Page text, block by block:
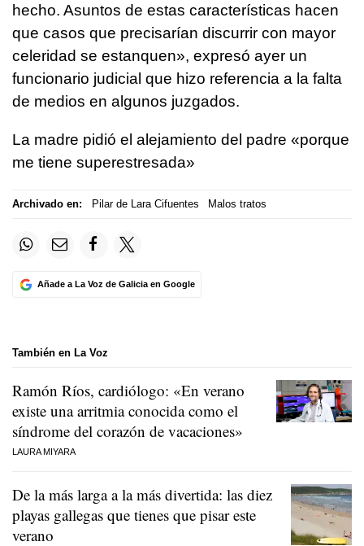
hecho. Asuntos de estas características hacen
que casos que precisarían discurrir con mayor
celeridad se estanquen», expresó ayer un
funcionario judicial que hizo referencia a la falta
de medios en algunos juzgados.
La madre pidió el alejamiento del padre «porque
me tiene superestresada»
Archivado en: Pilar de Lara Cifuentes Malos tratos
Añade a La Voz de Galicia en Google
También en La Voz
Ramón Ríos, cardiólogo: «En verano
existe una arritmia conocida como el
síndrome del corazón de vacaciones»
LAURA MIYARA
De la más larga a la más divertida: las diez
playas gallegas que tienes que pisar este
verano